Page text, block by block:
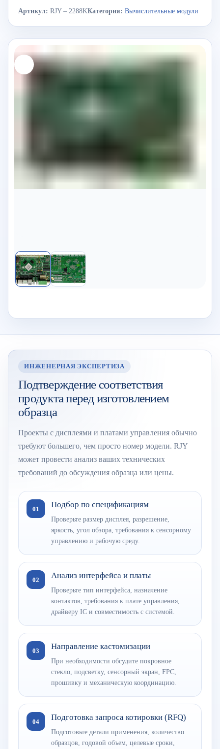
Артикул: RJY – 2288KКатегория: Вычислительные модули
ИНЖЕНЕРНАЯ ЭКСПЕРТИЗА
Подтверждение соответствия
продукта перед изготовлением
образца
Проекты с дисплеями и платами управления обычно
требуют большего, чем просто номер модели. RJY
может провести анализ ваших технических
требований до обсуждения образца или цены.
01 Подбор по спецификациям
Проверьте размер дисплея, разрешение,
яркость, угол обзора, требования к сенсорному
управлению и рабочую среду.
02 Анализ интерфейса и платы
Проверьте тип интерфейса, назначение
контактов, требования к плате управления,
драйверу IC и совместимость с системой.
03 Направление кастомизации
При необходимости обсудите покровное
стекло, подсветку, сенсорный экран, FPC,
прошивку и механическую координацию.
04 Подготовка запроса котировки (RFQ)
Подготовьте детали применения, количество
образцов, годовой объем, целевые сроки,